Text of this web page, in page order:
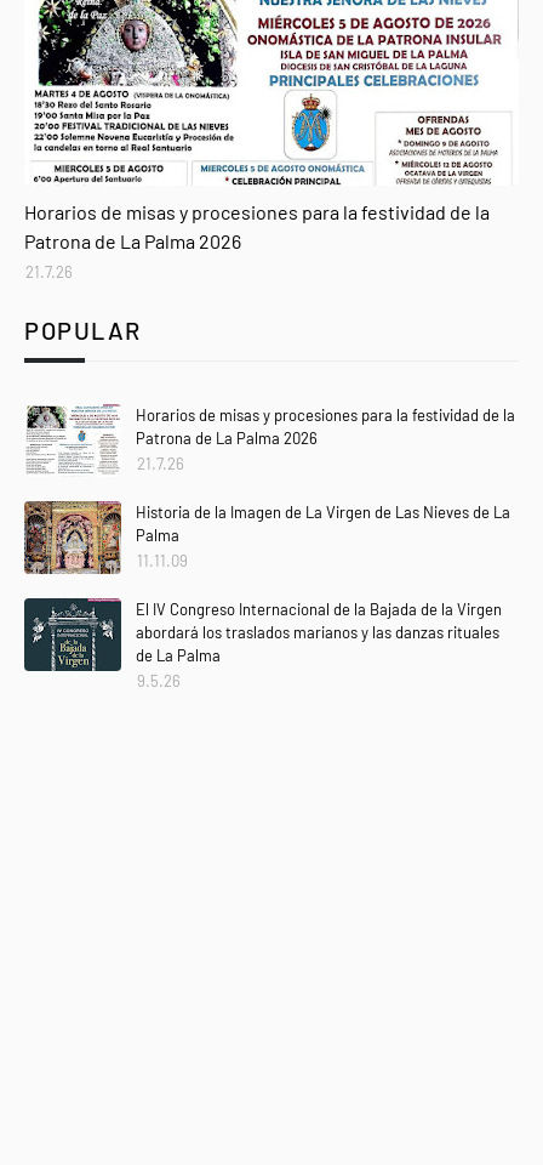
Horarios de misas y procesiones para la festividad de la
Patrona de La Palma 2026
21.7.26
POPULAR
Horarios de misas y procesiones para la festividad de la
Patrona de La Palma 2026
21.7.26
Historia de la Imagen de La Virgen de Las Nieves de La
Palma
11.11.09
El IV Congreso Internacional de la Bajada de la Virgen
abordará los traslados marianos y las danzas rituales
de La Palma
9.5.26